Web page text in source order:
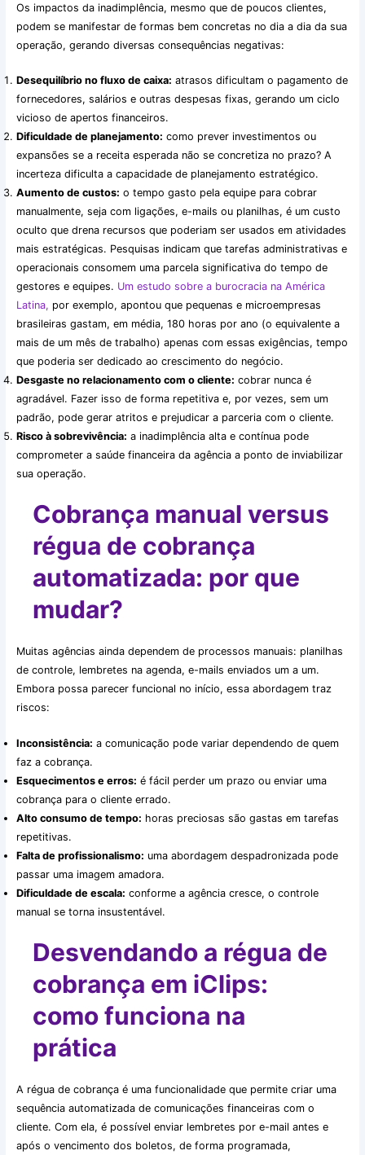
Os impactos da inadimplência, mesmo que de poucos clientes,
podem se manifestar de formas bem concretas no dia a dia da sua
operação, gerando diversas consequências negativas:
Desequilíbrio no fluxo de caixa: atrasos dificultam o pagamento de
fornecedores, salários e outras despesas fixas, gerando um ciclo
vicioso de apertos financeiros.
Dificuldade de planejamento: como prever investimentos ou
expansões se a receita esperada não se concretiza no prazo? A
incerteza dificulta a capacidade de planejamento estratégico.
Aumento de custos: o tempo gasto pela equipe para cobrar
manualmente, seja com ligações, e-mails ou planilhas, é um custo
oculto que drena recursos que poderiam ser usados em atividades
mais estratégicas. Pesquisas indicam que tarefas administrativas e
operacionais consomem uma parcela significativa do tempo de
gestores e equipes. Um estudo sobre a burocracia na América
Latina, por exemplo, apontou que pequenas e microempresas
brasileiras gastam, em média, 180 horas por ano (o equivalente a
mais de um mês de trabalho) apenas com essas exigências, tempo
que poderia ser dedicado ao crescimento do negócio.
Desgaste no relacionamento com o cliente: cobrar nunca é
agradável. Fazer isso de forma repetitiva e, por vezes, sem um
padrão, pode gerar atritos e prejudicar a parceria com o cliente.
Risco à sobrevivência: a inadimplência alta e contínua pode
comprometer a saúde financeira da agência a ponto de inviabilizar
sua operação.
Cobrança manual versus
régua de cobrança
automatizada: por que
mudar?
Muitas agências ainda dependem de processos manuais: planilhas
de controle, lembretes na agenda, e-mails enviados um a um.
Embora possa parecer funcional no início, essa abordagem traz
riscos:
Inconsistência: a comunicação pode variar dependendo de quem
faz a cobrança.
Esquecimentos e erros: é fácil perder um prazo ou enviar uma
cobrança para o cliente errado.
Alto consumo de tempo: horas preciosas são gastas em tarefas
repetitivas.
Falta de profissionalismo: uma abordagem despadronizada pode
passar uma imagem amadora.
Dificuldade de escala: conforme a agência cresce, o controle
manual se torna insustentável.
Desvendando a régua de
cobrança em iClips:
como funciona na
prática
A régua de cobrança é uma funcionalidade que permite criar uma
sequência automatizada de comunicações financeiras com o
cliente. Com ela, é possível enviar lembretes por e-mail antes e
após o vencimento dos boletos, de forma programada,